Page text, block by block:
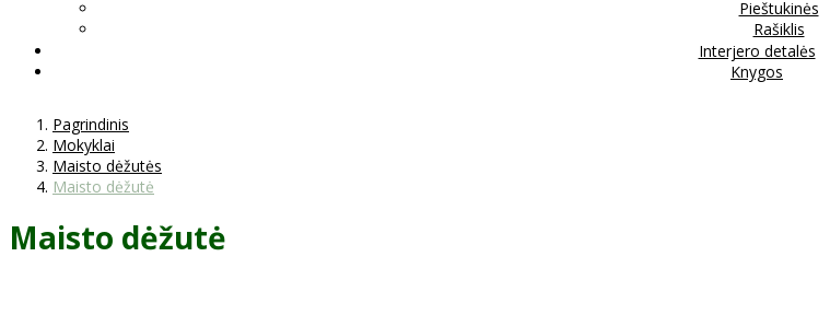
Pieštukinės
Rašiklis
Interjero detalės
Knygos
Pagrindinis
Mokyklai
Maisto dėžutės
Maisto dėžutė
Maisto dėžutė